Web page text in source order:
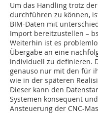
Um das Handling trotz
durchführen zu können,
BIM-Daten mit
Import bereitzustellen –
Weiterhin ist es
Übergabe an eine
individuell zu definieren.
genauso nur mit den für
wie in der späteren
Dieser kann den
Systemen konsequent
Ansteuerung der CNC-